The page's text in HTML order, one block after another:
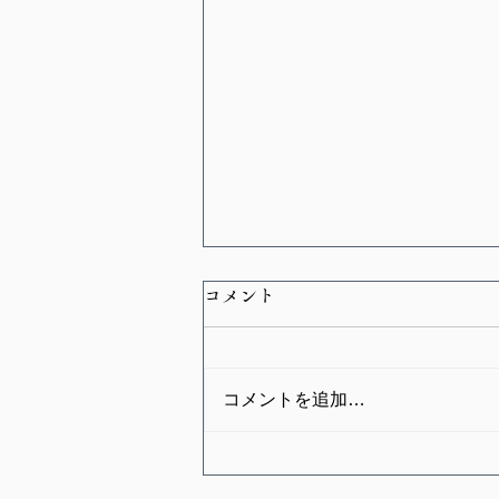
2025.8.16 TRIBUTE TO
コメント
コメントを追加…